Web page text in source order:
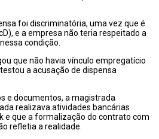
foi discriminatória, uma vez que é
e a empresa não teria respeitado a
condição.
que não havia vínculo empregatício
a acusação de dispensa
e documentos, a magistrada
realizava atividades bancárias
e que a formalização do contrato com
refletia a realidade.